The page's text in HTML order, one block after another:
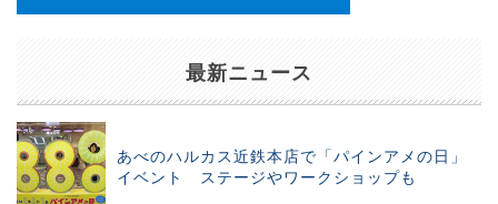
最新ニュース
あべのハルカス近鉄本店で「パインアメの日」
イベント ステージやワークショップも